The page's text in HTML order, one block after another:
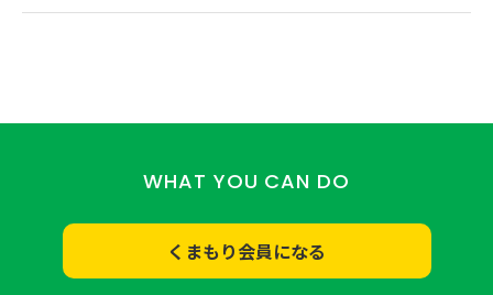
WHAT YOU CAN DO
くまもり会員になる